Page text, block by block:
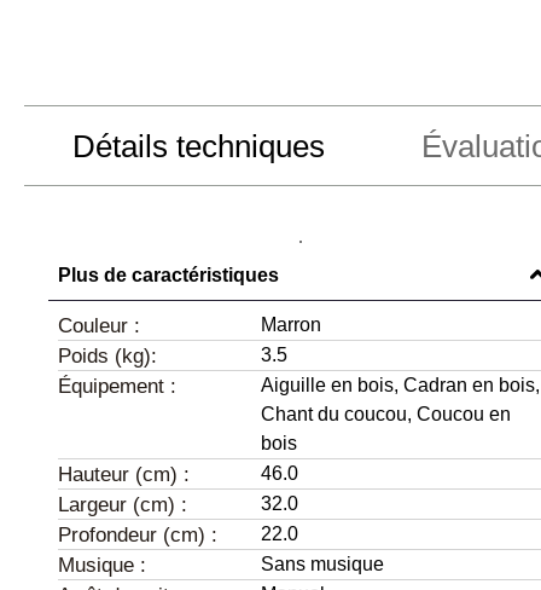
Détails techniques
Plus de caractéristiques
Couleur : Marron
Poids (kg): 3.5
Équipement : Aiguille en bois, Cadran en bois,
Chant du coucou, Coucou en
bois
Hauteur (cm) : 46.0
Largeur (cm) : 32.0
Profondeur (cm) : 22.0
Musique : Sans musique